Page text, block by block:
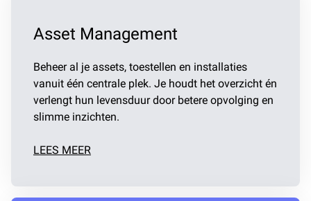
Asset Management
Beheer al je assets, toestellen en installaties
vanuit één centrale plek. Je houdt het overzicht én
verlengt hun levensduur door betere opvolging en
slimme inzichten.
LEES MEER